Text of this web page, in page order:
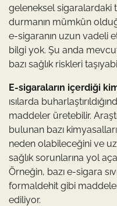
geleneksel sigaralardaki
durmanın mümkün
e-sigaranın uzun vadeli
bilgi yok. Şu anda
bazı sağlık riskleri
E-sigaraların içerdiği
ısılarda
maddeler üretebilir.
bulunan bazı
neden olabileceğini ve
sağlık sorunlarına yol
Örneğin, bazı e-sigara
formaldehit gibi
ediliyor.